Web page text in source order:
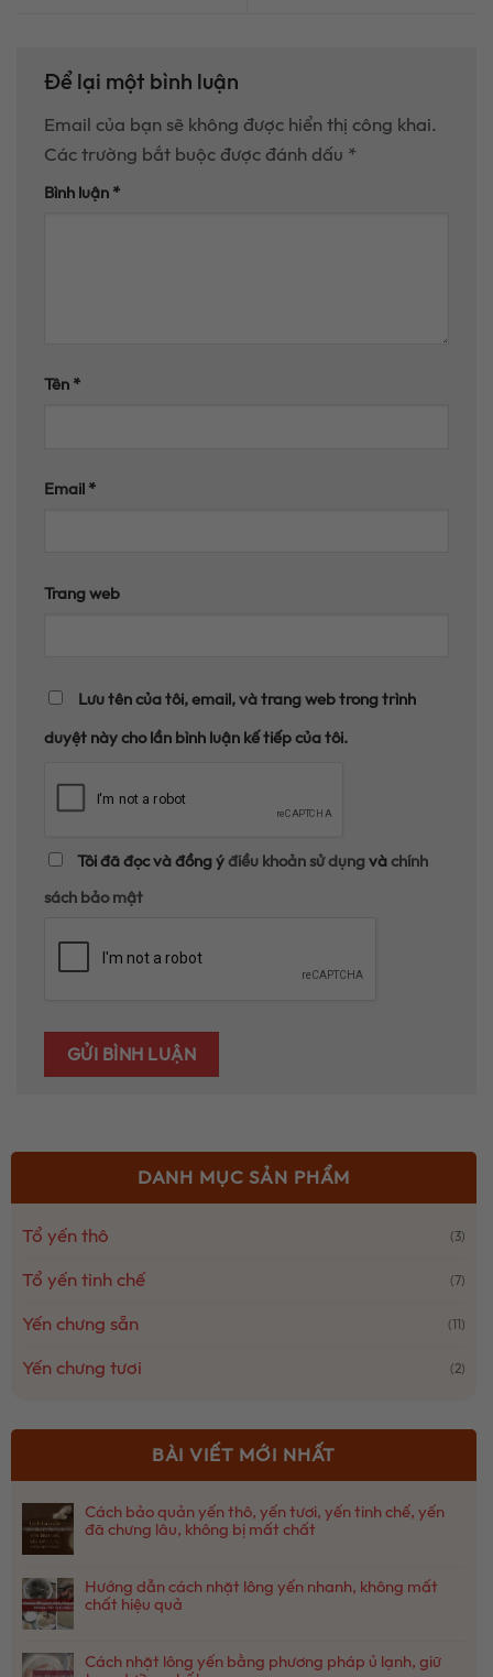
Để lại một bình luận
Email của bạn sẽ không được hiển thị công khai.
Các trường bắt buộc được đánh dấu *
Bình luận*
Tên*
Email*
Trang web
Lưu tên của tôi, email, và trang web trong trình
duyệt này cho lần bình luận kế tiếp của tôi.
Tôi đã đọc và đồng ýđiều khoản sử dụngvàchính
sách bảo mật
DANH MỤC SẢN PHẨM
Tổ yến thô (3)
Tổ yến tinh chế (7)
Yến chưng sẵn (11)
Yến chưng tươi (2)
BÀI VIẾT MỚI NHẤT
Cách bảo quản yến thô, yến tươi, yến tinh chế, yến
đã chưng lâu, không bị mất chất
bình
luận
bảo
Hướng dẫn cách nhặt lông yến nhanh, không mất
chất hiệu quả
bình
Cách nhặt lông yến bằng phương pháp ủ lạnh, giữ